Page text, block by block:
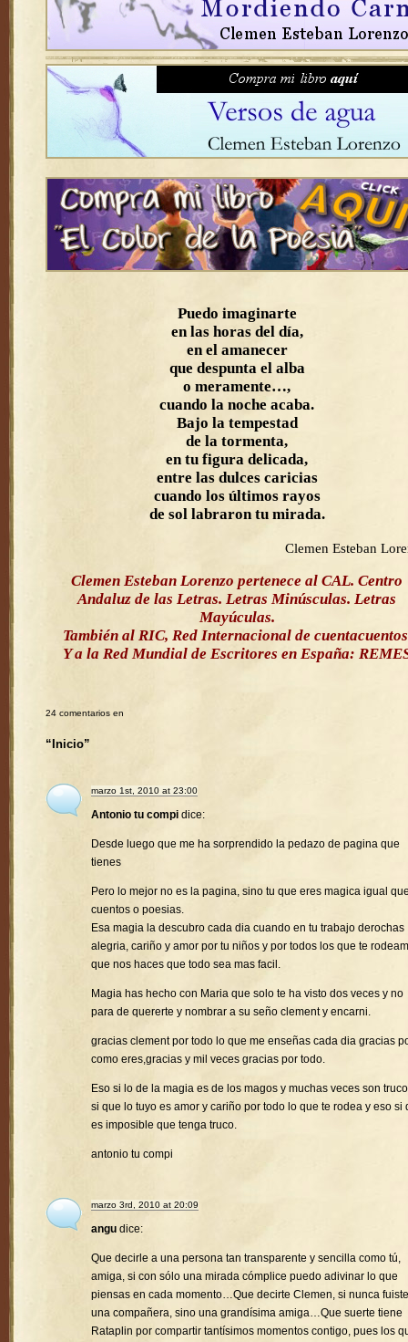
Puedo imaginarte
en las horas del día,
en el amanecer
que despunta el alba
o meramente…,
cuando la noche acaba.
Bajo la tempestad
de la tormenta,
en tu figura delicada,
entre las dulces caricias
cuando los últimos rayos
de sol labraron tu mirada.
Clemen Esteban
Clemen Esteban Lorenzo pertenece al CAL. Centro
Andaluz de las Letras. Letras Minúsculas. Letras
Mayúculas.
También al RIC, Red Internacional de
Y a la Red Mundial de Escritores en España:
24 comentarios en
“Inicio”
marzo 1st, 2010 at 23:00
Antonio tu compi dice:
Desde luego que me ha sorprendido la pedazo de pagina que
tienes
Pero lo mejor no es la pagina, sino tu que eres magica igual
cuentos o poesias.
Esa magia la descubro cada dia cuando en tu trabajo derochas
alegria, cariño y amor por tu niños y por todos los que te
que nos haces que todo sea mas facil.
Magia has hecho con Maria que solo te ha visto dos veces y no
para de quererte y nombrar a su seño clement y encarni.
gracias clement por todo lo que me enseñas cada dia gracias
como eres,gracias y mil veces gracias por todo.
Eso si lo de la magia es de los magos y muchas veces son
si que lo tuyo es amor y cariño por todo lo que te rodea y eso si
es imposible que tenga truco.
antonio tu compi
marzo 3rd, 2010 at 20:09
angu dice:
Que decirle a una persona tan transparente y sencilla como tú,
amiga, si con sólo una mirada cómplice puedo adivinar lo que
piensas en cada momento…Que decirte Clemen, si nunca fuiste
una compañera, sino una grandísima amiga…Que suerte tiene
Rataplin por compartir tantísimos momentos contigo, pues los